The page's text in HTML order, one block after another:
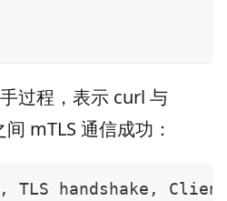
过程，表示 curl 与
mTLS 通信成功：
, TLS handshake,